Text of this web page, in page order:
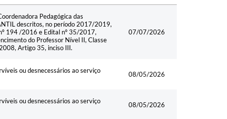
Pedagógica das
descritos, no período 2017/2019,
194 /2016 e Edital nº 35/2017,
do Professor Nível II, Classe
Artigo 35, inciso III.
07/07/2026
ou desnecessários ao serviço
08/05/2026
ou desnecessários ao serviço
08/05/2026